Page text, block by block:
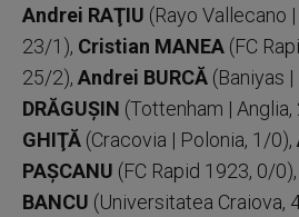
Andrei RAŢIU (Rayo Vallecano |
23/1), Cristian MANEA (FC
25/2), Andrei BURCĂ (Baniyas
DRĂGUŞIN (Tottenham | Anglia,
GHIŢĂ (Cracovia | Polonia, 1/0),
PAŞCANU (FC Rapid 1923, 0/0),
BANCU (Universitatea Craiova,